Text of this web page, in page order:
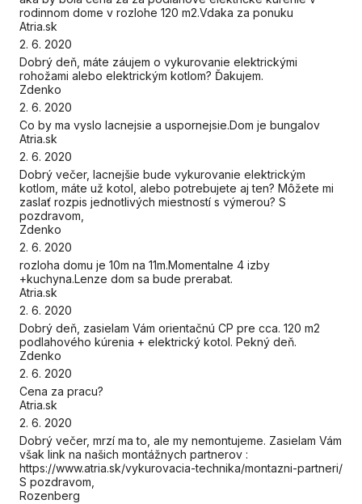
rodinnom dome v rozlohe 120 m2.Vdaka za ponuku
Atria.sk
2. 6. 2020
Dobrý deň, máte záujem o vykurovanie elektrickými
rohožami alebo elektrickým kotlom? Ďakujem.
Zdenko
2. 6. 2020
Co by ma vyslo lacnejsie a uspornejsie.Dom je bungalov
Atria.sk
2. 6. 2020
Dobrý večer, lacnejšie bude vykurovanie elektrickým
kotlom, máte už kotol, alebo potrebujete aj ten? Môžete mi
zaslať rozpis jednotlivých miestností s výmerou? S
pozdravom,
Zdenko
2. 6. 2020
rozloha domu je 10m na 11m.Momentalne 4 izby
+kuchyna.Lenze dom sa bude prerabat.
Atria.sk
2. 6. 2020
Dobrý deň, zasielam Vám orientačnú CP pre cca. 120 m2
podlahového kúrenia + elektrický kotol. Pekný deň.
Zdenko
2. 6. 2020
Cena za pracu?
Atria.sk
2. 6. 2020
Dobrý večer, mrzí ma to, ale my nemontujeme. Zasielam Vám
však link na našich montážnych partnerov :
https://www.atria.sk/vykurovacia-technika/montazni-partneri/
S pozdravom,
Rozenberg